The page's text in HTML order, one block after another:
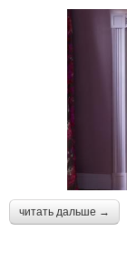
читать дальше →